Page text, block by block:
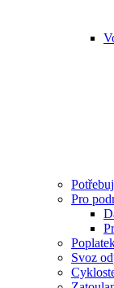
Pro
Svoz